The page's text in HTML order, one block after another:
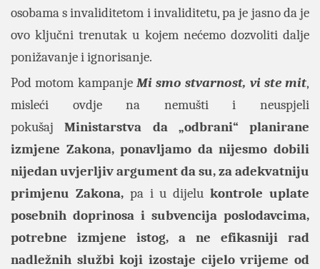
osobama s invaliditetom i invaliditetu, pa je jasno da je
ovo ključni trenutak u kojem nećemo dozvoliti dalje
ponižavanje i ignorisanje.
Pod motom kampanje Mi smo stvarnost, vi ste mit,
misleći ovdje na nemušti i neuspjeli
pokušajMinistarstva da „odbrani“ planirane
izmjene Zakona, ponavljamo da nijesmo dobili
nijedan uvjerljiv argument da su, za adekvatniju
primjenu Zakona, pa i u dijelu kontrole uplate
posebnih doprinosa i subvencija poslodavcima,
potrebne izmjene istog, a ne efikasniji rad
nadležnih službi koji izostaje cijelo vrijeme od